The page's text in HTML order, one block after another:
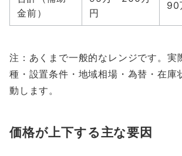
金前）
円
90
注：あくまで一般的なレンジです。実
種・設置条件・地域相場・為替・在庫
動します。
価格が上下する主な要因